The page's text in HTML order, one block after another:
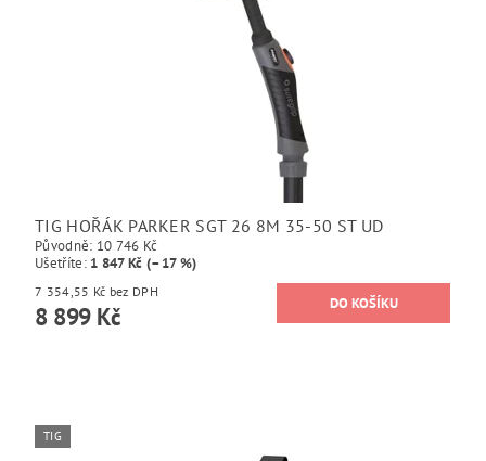
TIG HOŘÁK PARKER SGT 26 8M 35-50 ST UD
Původně: 10 746 Kč
Ušetříte: 1 847 Kč (–17 %)
7 354,55 Kč bez DPH
8 899 Kč
TIG